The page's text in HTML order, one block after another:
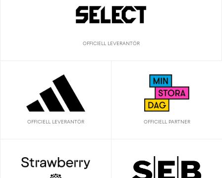
OFFICIELL LEVERANTÖR
OFFICIELL LEVERANTÖR OFFICIELL PARTNER